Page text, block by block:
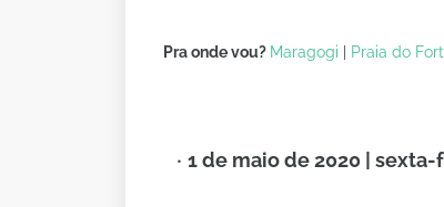
Pra onde vou? Maragogi Praia do
1 de maio de 2020 |